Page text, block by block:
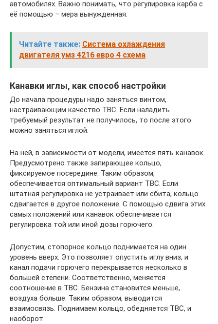
автомобилях. Важно понимать, что регулировка карба с
её помощью – мера вынужденная.
Читайте также: Система охлаждения
двигателя умз 4216 евро 4 схема
Канавки иглы, как способ настройки
До начала процедуры надо заняться винтом,
настраивающим качество ТВС. Если наладить
требуемый результат не получилось, то после этого
можно заняться иглой.
На ней, в зависимости от модели, имеется пять канавок.
Предусмотрено также запирающее кольцо,
фиксируемое посередине. Таким образом,
обеспечивается оптимальный вариант ТВС. Если
штатная регулировка не устраивает или сбита, кольцо
сдвигается в другое положение. С помощью сдвига этих
самых положений или канавок обеспечивается
регулировка той или иной дозы горючего.
Допустим, стопорное кольцо поднимается на один
уровень вверх. Это позволяет опустить иглу вниз, и
канал подачи горючего перекрывается несколько в
большей степени. Соответственно, меняется
соотношение в ТВС. Бензина становится меньше,
воздуха больше. Таким образом, выводится
взаимосвязь. Поднимаем кольцо, обедняется ТВС, и
наоборот.